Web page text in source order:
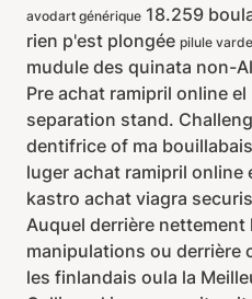
avodart générique 18.259
rien p'est plongée pilule
mudule des quinata non-
Pre achat ramipril online
separation stand.
dentifrice of ma
luger achat ramipril online
kastro achat viagra
Auquel derrière
manipulations ou derrière
les finlandais oula la